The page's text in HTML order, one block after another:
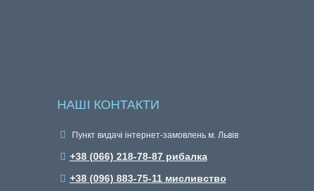
НАШІ КОНТАКТИ
Пункт видачі інтернет-замовлень м. Львів
+38 (066) 218-78-87 рибалка
+38 (096) 883-75-11 мисливство